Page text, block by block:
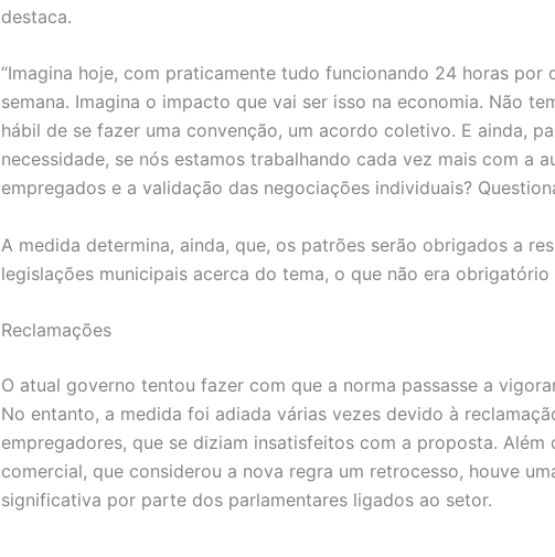
destaca.
“Imagina hoje, com praticamente tudo funcionando 24 horas por
semana. Imagina o impacto que vai ser isso na economia. Não
hábil de se fazer uma convenção, um acordo coletivo. E ainda,
necessidade, se nós estamos trabalhando cada vez mais com a
empregados e a validação das negociações individuais?
A medida determina, ainda, que, os patrões serão obrigados a
legislações municipais acerca do tema, o que não era obrigatório
Reclamações
O atual governo tentou fazer com que a norma passasse a
No entanto, a medida foi adiada várias vezes devido à
empregadores, que se diziam insatisfeitos com a proposta. Além
comercial, que considerou a nova regra um retrocesso, houve
significativa por parte dos parlamentares ligados ao setor.